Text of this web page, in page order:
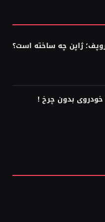
ژاپن چه ساخته است؟
خودروی بدون چرخ !